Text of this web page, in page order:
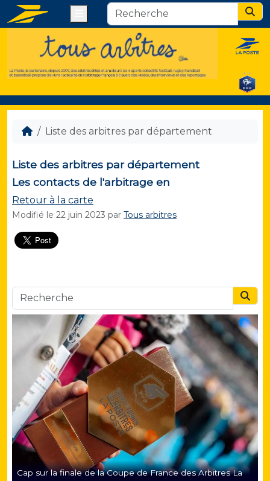
Liste des arbitres par département
Liste des arbitres par département
Les contacts de l'arbitrage en
Retour à la carte
Modifié le 22 juin 2023 par Tous arbitres
Cap sur la finale de la Coupe de France des Arbitres La